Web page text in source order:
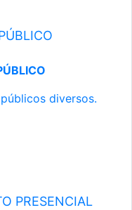
diversos.
PRESENCIAL